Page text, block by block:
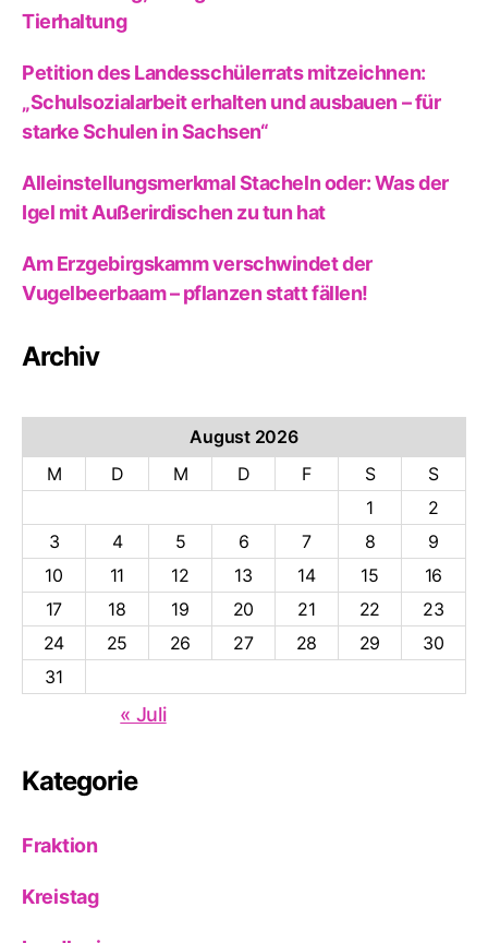
Tierhaltung
Petition des Landesschülerrats mitzeichnen:
„Schulsozialarbeit erhalten und ausbauen – für
starke Schulen in Sachsen“
Alleinstellungsmerkmal Stacheln oder: Was der
Igel mit Außerirdischen zu tun hat
Am Erzgebirgskamm verschwindet der
Vugelbeerbaam – pflanzen statt fällen!
Archiv
August 2026
M
D M D F S
S
1
2
3
4 5 6 7 8
9
10
11 12 13 14 15
16
17
18 19 20 21 22
23
24
25 26 27 28 29
30
31
« Juli
Kategorie
Fraktion
Kreistag